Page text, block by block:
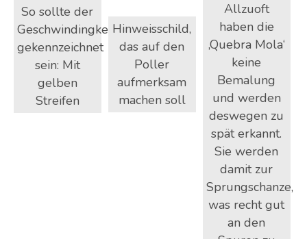
So sollte der
Geschwindingkeitspoller
gekennzeichnet
sein: Mit
gelben
Streifen
Hinweisschild,
das auf den
Poller
aufmerksam
machen soll
Allzuoft
haben die
‚Quebra Mola‘
keine
Bemalung
und werden
deswegen zu
spät erkannt.
Sie werden
damit zur
Sprungschanze,
was recht gut
an den